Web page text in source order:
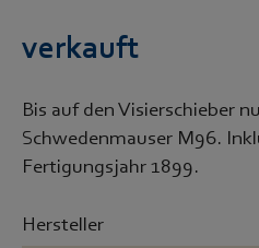
verkauft
Bis auf den Visierschieber
Schwedenmauser M96.
Fertigungsjahr 1899.
Hersteller